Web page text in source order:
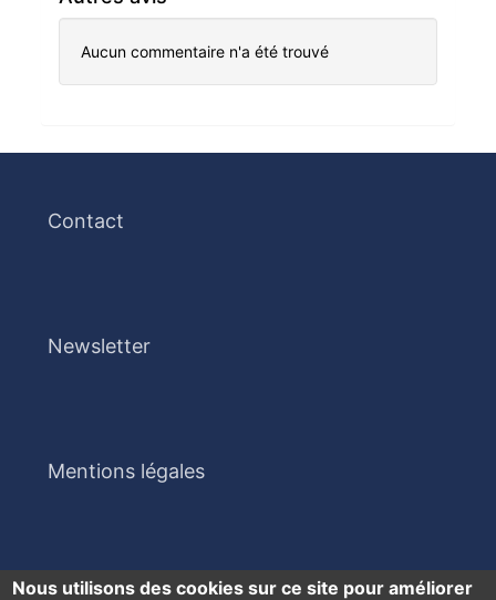
Aucun commentaire n'a été trouvé
Contact
Newsletter
Mentions légales
Nous utilisons des cookies sur ce site pour améliorer